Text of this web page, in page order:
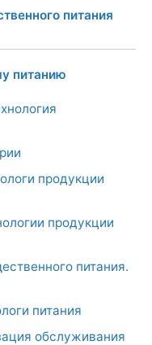
питания
питанию
продукции
продукции
питания.
питания
обслуживания